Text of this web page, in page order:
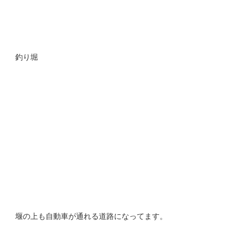
釣り堀
堰の上も自動車が通れる道路になってます。